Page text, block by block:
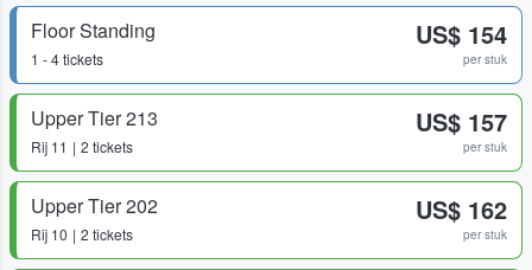
Floor Standing
1 - 4 tickets
US$ 154
per stuk
Upper Tier 213
Rij 11 2 tickets
US$ 157
per stuk
Upper Tier 202
Rij 10 2 tickets
US$ 162
per stuk